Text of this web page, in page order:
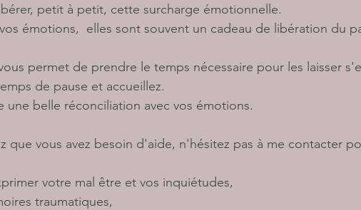
petit à petit, cette surcharge émotionnelle.
émotions,  elles sont souvent un cadeau de libération du
permet de prendre le temps nécessaire pour les laisser
de pause et accueillez.
une belle réconciliation avec vos émotions.
que vous avez besoin d'aide, n'hésitez pas à me contacter
votre mal être et vos inquiétudes,
traumatiques,